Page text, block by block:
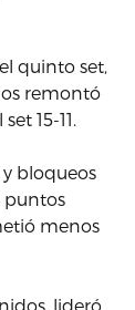
quinto set,
remontó
15-11.
y bloqueos
puntos
menos
lideró